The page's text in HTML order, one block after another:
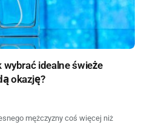
wybrać idealne świeże
okazję?
mężczyzny coś więcej niż